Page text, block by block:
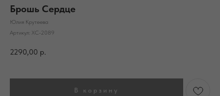
Брошь Сердце
Юлия Крутеева
Артикул: ХС-2089
2290,00 р.
В корзину